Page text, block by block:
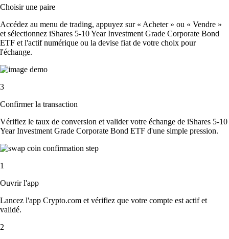
Choisir une paire
Accédez au menu de trading, appuyez sur « Acheter » ou « Vendre »
et sélectionnez iShares 5-10 Year Investment Grade Corporate Bond
ETF et l'actif numérique ou la devise fiat de votre choix pour
l'échange.
3
Confirmer la transaction
Vérifiez le taux de conversion et valider votre échange de iShares 5-10
Year Investment Grade Corporate Bond ETF d'une simple pression.
1
Ouvrir l'app
Lancez l'app Crypto.com et vérifiez que votre compte est actif et
validé.
2